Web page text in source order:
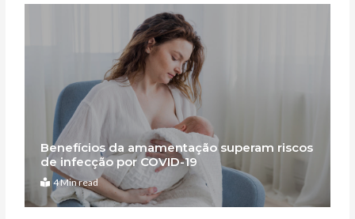
Benefícios da amamentação superam riscos
de infecção por COVID-19
4 Min read